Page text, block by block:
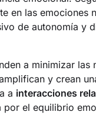
en las emociones
de autonomía y
a minimizar las
y crean
a interacciones
el equilibrio